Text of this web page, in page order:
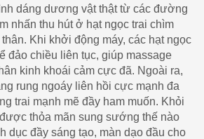
dáng dương vật thật từ các đường
nhấn thu hút ở hạt ngọc trai chìm
Khi khởi động máy, các hạt ngọc
đảo chiều liên tục, giúp massage
kinh khoái cảm cực đã. Ngoài ra,
rung ngoáy liên hồi cực mạnh đa
trai mạnh mẽ đầy ham muốn. Khỏi
thỏa mãn sung sướng thế nào
dục đầy sáng tạo, màn dạo đầu cho